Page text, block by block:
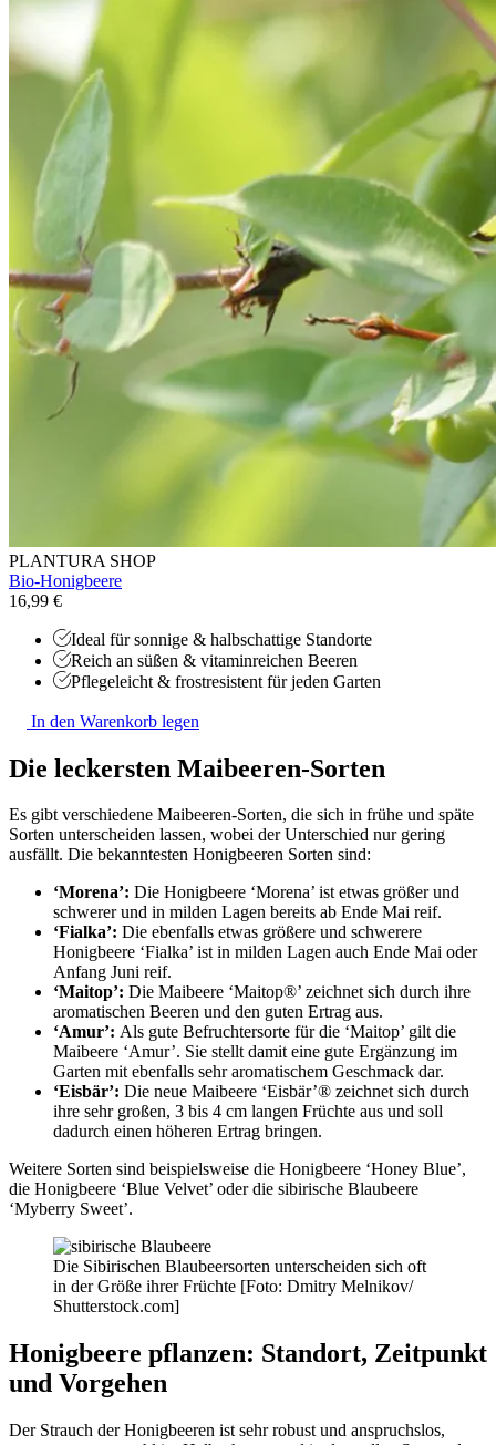
PLANTURA SHOP
Bio-Honigbeere
16,99 €
Ideal für sonnige & halbschattige Standorte
Reich an süßen & vitaminreichen Beeren
Pflegeleicht & frostresistent für jeden Garten
In den Warenkorb legen
Die leckersten Maibeeren-Sorten
Es gibt verschiedene Maibeeren-Sorten, die sich in frühe und späte
Sorten unterscheiden lassen, wobei der Unterschied nur gering
ausfällt. Die bekanntesten Honigbeeren Sorten sind:
‘Morena’: Die Honigbeere ‘Morena’ ist etwas größer und
schwerer und in milden Lagen bereits ab Ende Mai reif.
‘Fialka’: Die ebenfalls etwas größere und schwerere
Honigbeere ‘Fialka’ ist in milden Lagen auch Ende Mai oder
Anfang Juni reif.
‘Maitop’: Die Maibeere ‘Maitop®’ zeichnet sich durch ihre
aromatischen Beeren und den guten Ertrag aus.
‘Amur’: Als gute Befruchtersorte für die ‘Maitop’ gilt die
Maibeere ‘Amur’. Sie stellt damit eine gute Ergänzung im
Garten mit ebenfalls sehr aromatischem Geschmack dar.
‘Eisbär’: Die neue Maibeere ‘Eisbär’® zeichnet sich durch
ihre sehr großen, 3 bis 4 cm langen Früchte aus und soll
dadurch einen höheren Ertrag bringen.
Weitere Sorten sind beispielsweise die Honigbeere ‘Honey Blue’,
die Honigbeere ‘Blue Velvet’ oder die sibirische Blaubeere
‘Myberry Sweet’.
Die Sibirischen Blaubeersorten unterscheiden sich oft
in der Größe ihrer Früchte [Foto: Dmitry Melnikov/
Shutterstock.com]
Honigbeere pflanzen: Standort, Zeitpunkt
und Vorgehen
Der Strauch der Honigbeeren ist sehr robust und anspruchslos,